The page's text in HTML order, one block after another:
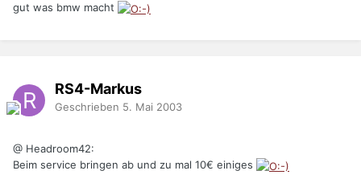
gut was bmw macht
RS4-Markus
Geschrieben 5. Mai 2003
@ Headroom42:
Beim service bringen ab und zu mal 10€ einiges